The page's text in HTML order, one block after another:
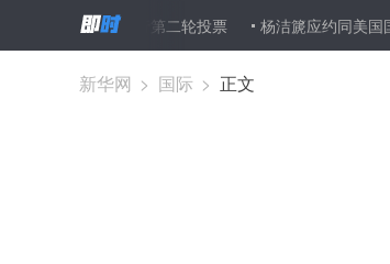
总统选举进行第二轮投票 杨洁篪应约同美国国务卿
新华网 > 国际 > 正文